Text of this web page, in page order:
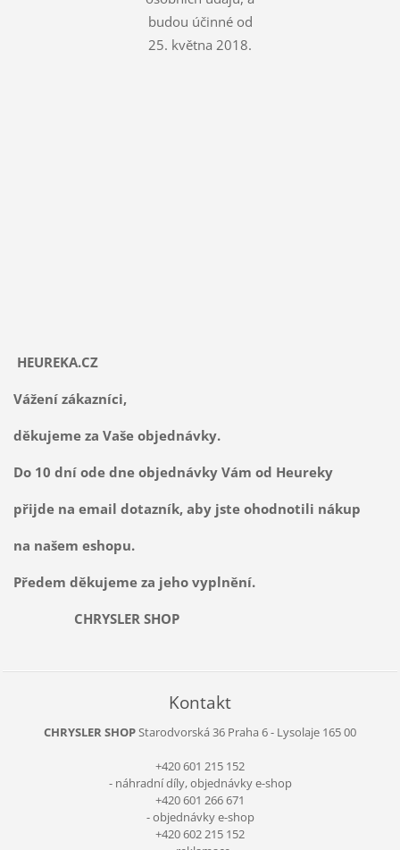
budou účinné od
25. května 2018.
HEUREKA.CZ
Vážení zákazníci,
děkujeme za Vaše objednávky.
Do 10 dní ode dne objednávky Vám od Heureky
přijde na email dotazník, aby jste ohodnotili nákup
na našem eshopu.
Předem děkujeme za jeho vyplnění.
CHRYSLER SHOP
Kontakt
CHRYSLER SHOPStarodvorská 36 Praha 6 - Lysolaje 165 00
+420 601 215 152
- náhradní díly, objednávky e-shop
+420 601 266 671
- objednávky e-shop
+420 602 215 152